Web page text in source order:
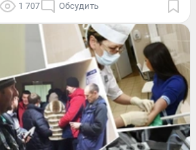
1 707 Обсудить